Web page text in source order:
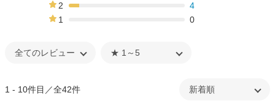
2
4
1
0
1 - 10件目／全42件